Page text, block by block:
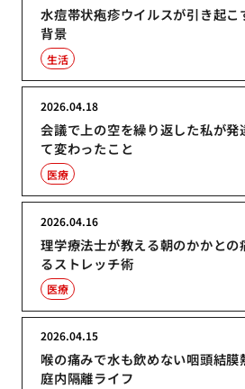
水痘帯状疱疹ウイルスが引き起
背景
生活
会議で上の空を繰り返した私が
て変わったこと
2026.04.18
医療
理学療法士が教える朝のかかと
るストレッチ術
2026.04.16
医療
喉の痛みで水も飲めない咽頭結
庭内隔離ライフ
2026.04.15